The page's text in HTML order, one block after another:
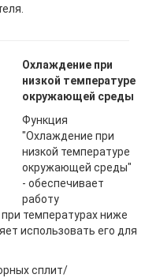
Охлаждение при
низкой температуре
окружающей среды
Функция
"Охлаждение при
низкой температуре
окружающей среды"
- обеспечивает
работу
температурах ниже
использовать его для
сплит/